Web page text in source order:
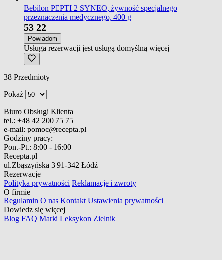
Bebilon PEPTI 2 SYNEO, żywność specjalnego
przeznaczenia medycznego, 400 g
53 22
Powiadom
Usługa rezerwacji jest usługą domyślną więcej
38 Przedmioty
Pokaż
Biuro Obsługi Klienta
tel.: +48 42 200 75 75
e-mail: pomoc@recepta.pl
Godziny pracy:
Pon.-Pt.: 8:00 - 16:00
Recepta.pl
ul.Zbąszyńska 3 91-342 Łódź
Rezerwacje
Polityka prywatności Reklamacje i zwroty
O firmie
Regulamin O nas Kontakt Ustawienia prywatności
Dowiedz się więcej
Blog FAQ Marki Leksykon Zielnik